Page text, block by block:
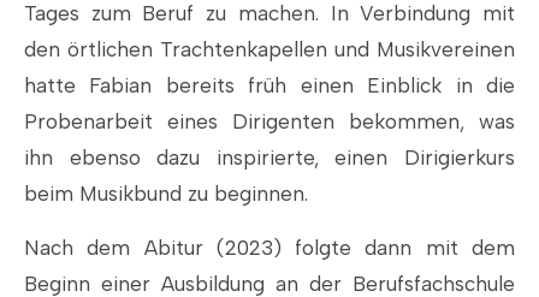
Tages zum Beruf zu machen. In Verbindung mit
den örtlichen Trachtenkapellen und Musikvereinen
hatte Fabian bereits früh einen Einblick in die
Probenarbeit eines Dirigenten bekommen, was
ihn ebenso dazu inspirierte, einen Dirigierkurs
beim Musikbund zu beginnen.
Nach dem Abitur (2023) folgte dann mit dem
Beginn einer Ausbildung an der Berufsfachschule